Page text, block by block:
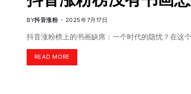
BY抖音涨粉 2025年7月17日
抖音涨粉榜上的书画缺席：一个时代的隐忧？在这
READ MORE